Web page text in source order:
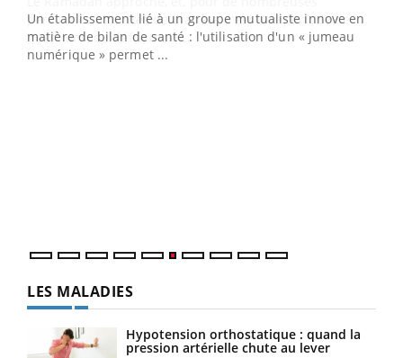
Un établissement lié à un groupe mutualiste innove en
matière de bilan de santé : l'utilisation d'un « jumeau
numérique » permet ...
LES MALADIES
Hypotension orthostatique : quand la
pression artérielle chute au lever